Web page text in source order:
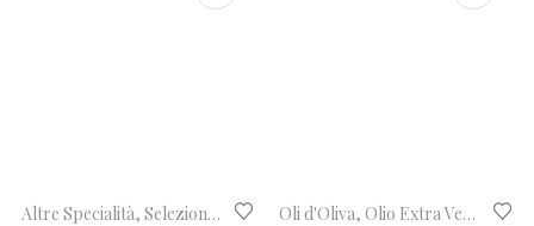
Altre Specialità, Selezione di prodotti tipici Oli d'Oliva, Olio Extra Vergine di Oliva